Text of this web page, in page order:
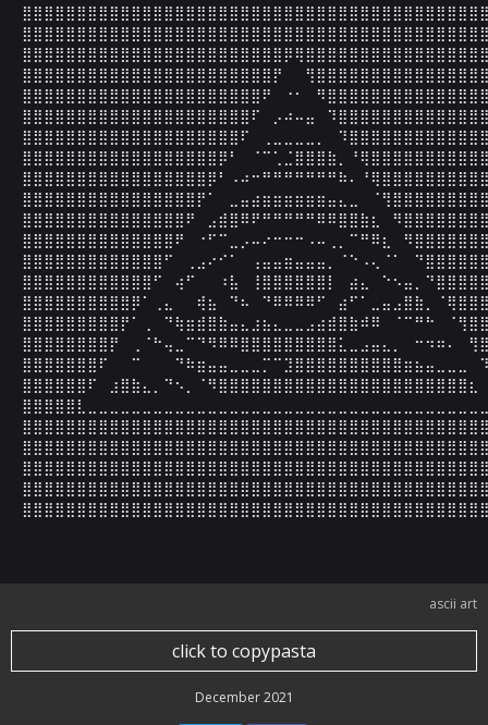
ascii art
click to copypasta
December 2021